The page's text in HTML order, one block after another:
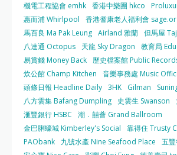
機電工程協會 emhk 香港中樂團 hkco
惠而浦 Whirlpool
香港耆康老人福利會
馬百良 Ma Pak Leung Airland 雅蘭 但馬屋
八達通 Octopus
天龍 Sky Dragon
教育局
易賞錢 Money Back
歷史檔案館 Public
炊公館 Champ Kitchen
音樂事務處 Music
頭條日報 Headline Daily 3HK Gilman
八方雲集 Bafang Dumpling
史雲生 Swanson
滙豐銀行 HSBC
潮．囍薈 Grand Ballroom
金巴脷蠔城 Kimberley's Social
靠得住 Trusty
PAObank
九號水產 Nine Seafood Place
五